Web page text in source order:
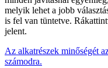
melyik lehet a jobb
is fel van tüntetve.
jelent.
Az alkatrészek minőségét
számodra.